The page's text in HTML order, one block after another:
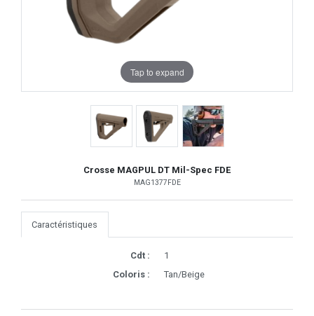
Tap to expand
Crosse MAGPUL DT Mil-Spec FDE
MAG1377FDE
Caractéristiques
Cdt :
1
Coloris :
Tan/Beige